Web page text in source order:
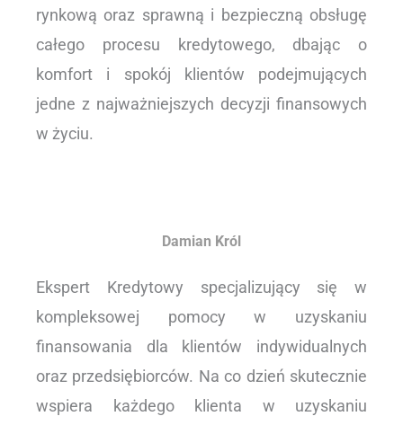
rynkową oraz sprawną i bezpieczną obsługę
całego procesu kredytowego, dbając o
komfort i spokój klientów podejmujących
jedne z najważniejszych decyzji finansowych
w życiu.
Damian Król
Ekspert Kredytowy specjalizujący się w
kompleksowej pomocy w uzyskaniu
finansowania dla klientów indywidualnych
oraz przedsiębiorców. Na co dzień skutecznie
wspiera każdego klienta w uzyskaniu